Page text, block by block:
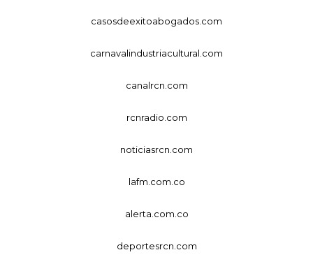
casosdeexitoabogados.com
carnavalindustriacultural.com
canalrcn.com
rcnradio.com
noticiasrcn.com
lafm.com.co
alerta.com.co
deportesrcn.com